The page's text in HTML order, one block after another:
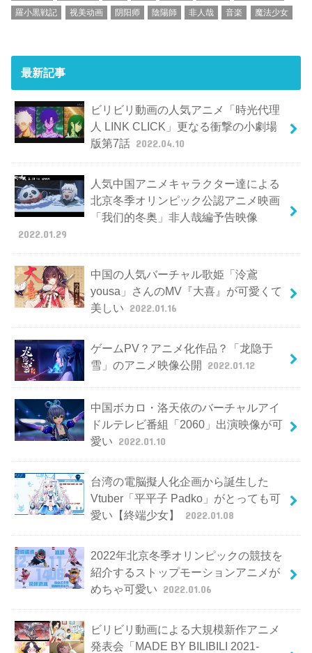
羅小黒戦記 视美动画 阴阳师 陰陽師 非人哉 音楽 魔法少女
最新記事
ビリビリ動画の人気アニメ「時光代理
人 LINK CLICK」更なる衝撃の小劇場
版第7話 2022.04.10
人気中国アニメキャラクター達による
北京冬季オリンピック公認アニメ映画
「我们的冬奥」非人哉編予告映像
2022.01.29
中国の人気バーチャル歌姫「泠鳶
yousa」さんのMV『大喜』が可愛くて
美しい 2022.01.16
ゲームPV？アニメ化作品？「龙隐于
雪」のアニメ映像公開 2022.01.12
中国ボカロ・洛天依のバーチャルアイ
ドルテレビ番組「2060」出演映像が可
愛い 2022.01.10
台湾の電脳擬人化企画から誕生した
Vtuber「平平子 Padko」がとっても可
愛い【終端少女】
2022.01.08
2022年北京冬季オリンピックの競技を
紹介するストップモーションアニメが
めちゃ可愛い 2022.01.06
ビリビリ動画による大規模新作アニメ
発表会「MADE BY BILIBILI 2021-